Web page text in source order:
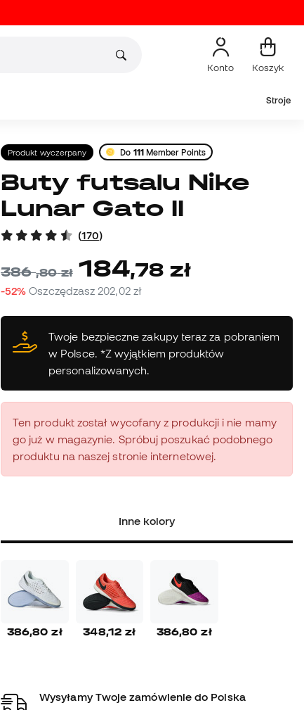
Konto Koszyk
Stroje
Produkt wyczerpany Do 111Member Points
Buty futsalu Nike
Lunar Gato II
(170)
386,80 zł 184,78 zł
-52% Oszczędzasz 202,02 zł
Twoje bezpieczne zakupy teraz za pobraniem
w Polsce. *Z wyjątkiem produktów
personalizowanych.
Ten produkt został wycofany z produkcji i nie mamy
go już w magazynie. Spróbuj poszukać podobnego
produktu na naszej stronie internetowej.
Inne kolory
386,80 zł 348,12 zł 386,80 zł
Wysyłamy Twoje zamówienie do Polska